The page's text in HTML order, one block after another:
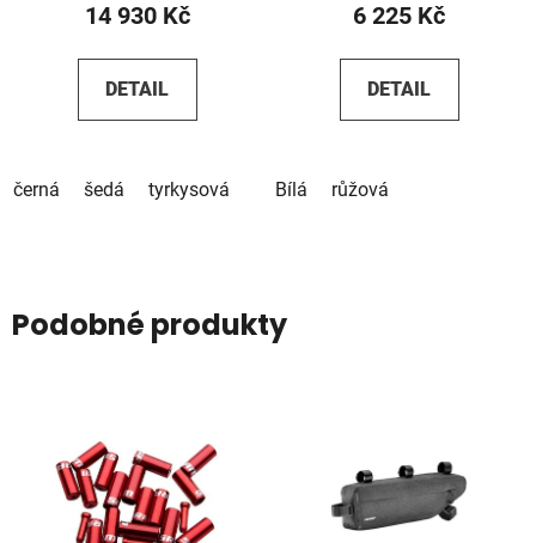
14 930 Kč
DETAIL
černá šedá tyrkysová
6 225 Kč
DETAIL
Bílá růžová
Podobné produkty